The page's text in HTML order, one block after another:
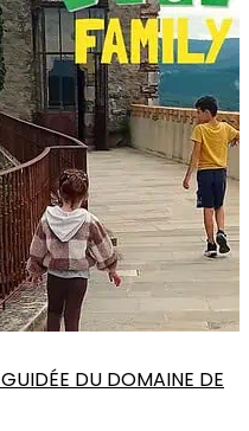
DU DOMAINE DE